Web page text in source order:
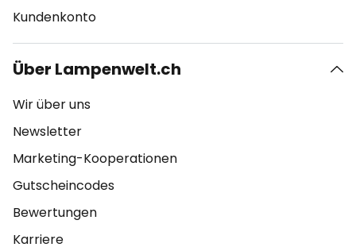
Kundenkonto
Über Lampenwelt.ch
Wir über uns
Newsletter
Marketing-Kooperationen
Gutscheincodes
Bewertungen
Karriere